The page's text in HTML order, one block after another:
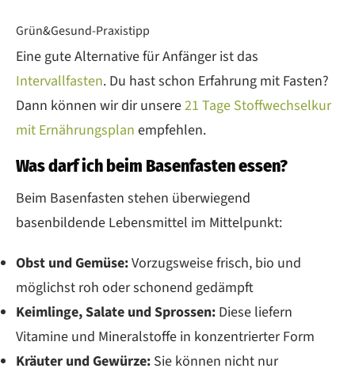
Grün&Gesund-Praxistipp
Eine gute Alternative für Anfänger ist das
Intervallfasten. Du hast schon Erfahrung mit Fasten?
Dann können wir dir unsere21 Tage Stoffwechselkur
mit Ernährungsplan empfehlen.
Was darf ich beim Basenfasten essen?
Beim Basenfasten stehen überwiegend
basenbildende Lebensmittel im Mittelpunkt:
Obst und Gemüse:Vorzugsweise frisch, bio und
möglichst roh oder schonend gedämpft
Keimlinge, Salate und Sprossen: Diese liefern
Vitamine und Mineralstoffe in konzentrierter Form
Kräuter und Gewürze: Sie können nicht nur